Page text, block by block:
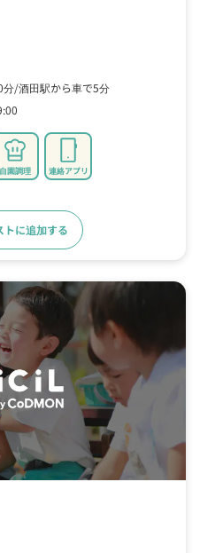
分 酒田駅から車で5分
自園調理 連絡アプリ
トに追加する